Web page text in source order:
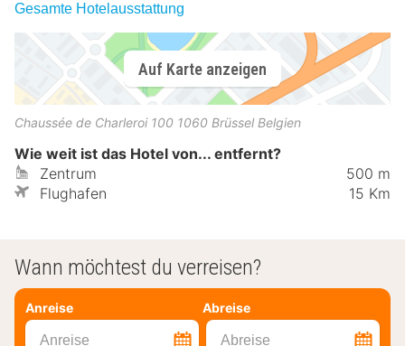
Gesamte Hotelausstattung
Auf Karte anzeigen
Chaussée de Charleroi 100 1060 Brüssel Belgien
Wie weit ist das Hotel von... entfernt?
Zentrum
500 m
Flughafen
15 Km
Wann möchtest du verreisen?
Anreise Abreise
Anreise Abreise